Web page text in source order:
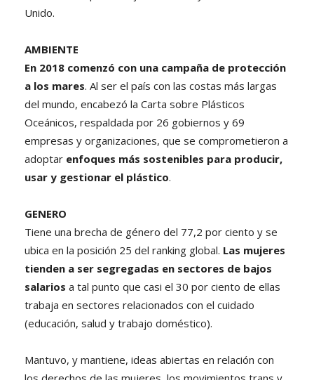
Unido.
AMBIENTE
En 2018 comenzó con una campaña de protección
a los mares. Al ser el país con las costas más largas
del mundo, encabezó la Carta sobre Plásticos
Oceánicos, respaldada por 26 gobiernos y 69
empresas y organizaciones, que se comprometieron a
adoptar enfoques más sostenibles para producir,
usar y gestionar el plástico.
GENERO
Tiene una brecha de género del 77,2 por ciento y se
ubica en la posición 25 del ranking global. Las mujeres
tienden a ser segregadas en sectores de bajos
salarios a tal punto que casi el 30 por ciento de ellas
trabaja en sectores relacionados con el cuidado
(educación, salud y trabajo doméstico).
Mantuvo, y mantiene, ideas abiertas en relación con